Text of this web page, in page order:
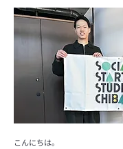
こんにちは。